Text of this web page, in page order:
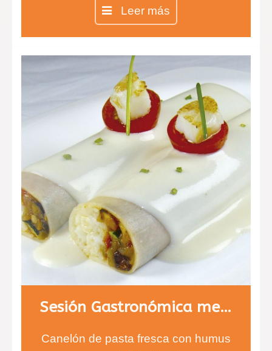
Magret de pato con puré de
berenjena y queso de cabra y
crujiente de parmesano y gratén de
patata con bacon.
Raviolis de piña con sopa de coco
Leer más
Sesión Gastronómica menú 2
Canelón de pasta fresca con humus